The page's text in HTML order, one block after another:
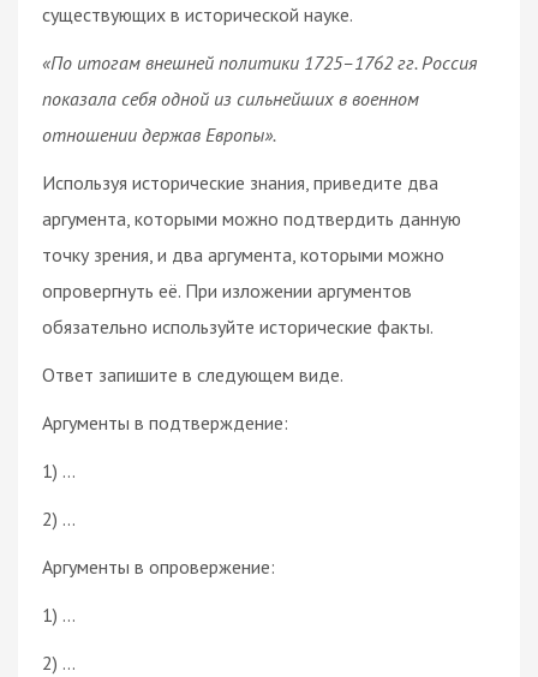
существующих в исторической науке.
«По итогам внешней политики 1725–1762 гг. Россия
показала себя одной из сильнейших в военном
отношении держав Европы».
Используя исторические знания, приведите два
аргумента, которыми можно подтвердить данную
точку зрения, и два аргумента, которыми можно
опровергнуть её. При изложении аргументов
обязательно используйте исторические факты.
Ответ запишите в следующем виде.
Аргументы в подтверждение:
1) …
2) …
Аргументы в опровержение:
1) …
2) …